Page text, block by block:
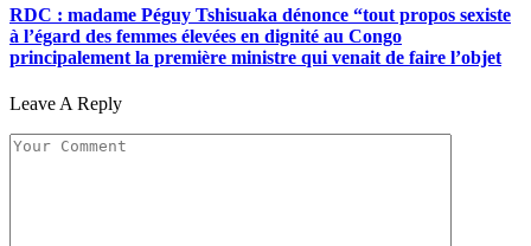
RDC : madame Péguy Tshisuaka dénonce “tout propos sexiste
à l’égard des femmes élevées en dignité au Congo
principalement la première ministre qui venait de faire l’objet
Leave A Reply